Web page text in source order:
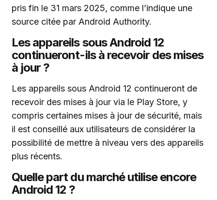
pris fin le 31 mars 2025, comme l’indique une
source citée par Android Authority.
Les appareils sous Android 12
continueront-ils à recevoir des mises
à jour ?
Les appareils sous Android 12 continueront de
recevoir des mises à jour via le Play Store, y
compris certaines mises à jour de sécurité, mais
il est conseillé aux utilisateurs de considérer la
possibilité de mettre à niveau vers des appareils
plus récents.
Quelle part du marché utilise encore
Android 12 ?